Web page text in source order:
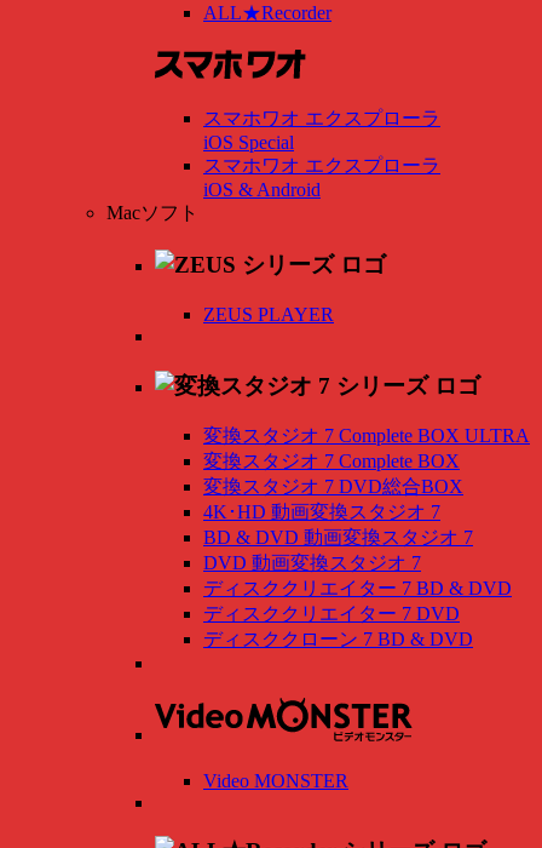
ALL★Recorder
スマホワオ エクスプローラ
iOS Special
スマホワオ エクスプローラ
iOS & Android
Macソフト
ZEUS PLAYER
変換スタジオ 7 Complete BOX ULTRA
変換スタジオ 7 Complete BOX
変換スタジオ 7 DVD総合BOX
4K･HD 動画変換スタジオ 7
BD & DVD 動画変換スタジオ 7
DVD 動画変換スタジオ 7
ディスククリエイター 7 BD & DVD
ディスククリエイター 7 DVD
ディスククローン 7 BD & DVD
Video MONSTER